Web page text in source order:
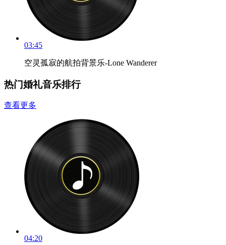
03:45
空灵孤寂的航拍背景乐-Lone Wanderer
热门婚礼音乐排行
查看更多
04:20